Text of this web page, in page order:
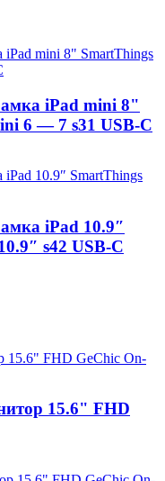
iPad mini 8"
6 — 7 s31 USB-C
iPad 10.9″
s42 USB-C
15.6" FHD